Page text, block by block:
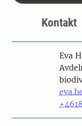
Kontakt
PersonEva